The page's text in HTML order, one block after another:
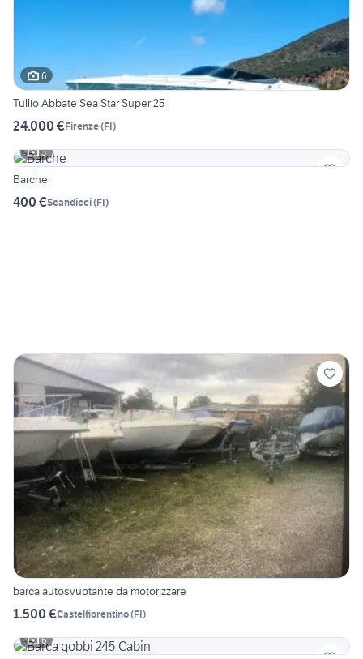
6
Tullio Abbate Sea Star Super 25
24.000 €Firenze(FI)
3
Barche
400 €Scandicci(FI)
barca autosvuotante da motorizzare
1.500 €Castelfiorentino(FI)
6